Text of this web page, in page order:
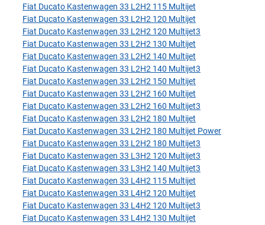
Fiat Ducato Kastenwagen 33 L2H2 115 Multijet
Fiat Ducato Kastenwagen 33 L2H2 120 Multijet
Fiat Ducato Kastenwagen 33 L2H2 120 Multijet3
Fiat Ducato Kastenwagen 33 L2H2 130 Multijet
Fiat Ducato Kastenwagen 33 L2H2 140 Multijet
Fiat Ducato Kastenwagen 33 L2H2 140 Multijet3
Fiat Ducato Kastenwagen 33 L2H2 150 Multijet
Fiat Ducato Kastenwagen 33 L2H2 160 Multijet
Fiat Ducato Kastenwagen 33 L2H2 160 Multijet3
Fiat Ducato Kastenwagen 33 L2H2 180 Multijet
Fiat Ducato Kastenwagen 33 L2H2 180 Multijet Power
Fiat Ducato Kastenwagen 33 L2H2 180 Multijet3
Fiat Ducato Kastenwagen 33 L3H2 120 Multijet3
Fiat Ducato Kastenwagen 33 L3H2 140 Multijet3
Fiat Ducato Kastenwagen 33 L4H2 115 Multijet
Fiat Ducato Kastenwagen 33 L4H2 120 Multijet
Fiat Ducato Kastenwagen 33 L4H2 120 Multijet3
Fiat Ducato Kastenwagen 33 L4H2 130 Multijet